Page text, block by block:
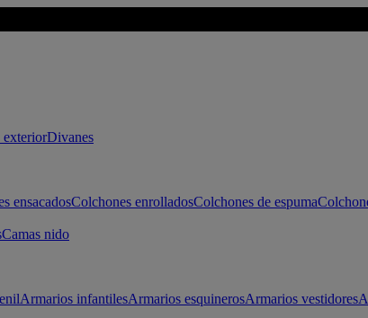
exteriorDivanes
ensacadosColchones enrolladosColchones de espuma
Camas nido
Armarios infantilesArmarios esquinerosArmarios vestidores